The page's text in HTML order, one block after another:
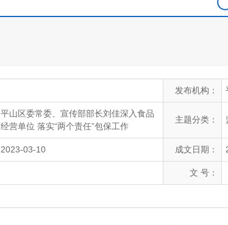
发布机构：
平山区委常委、宣传部部长刘佳深入食品
经营单位 落实“两个责任”包保工作
主题分类：
2023-03-10 成文日期：
文 号：